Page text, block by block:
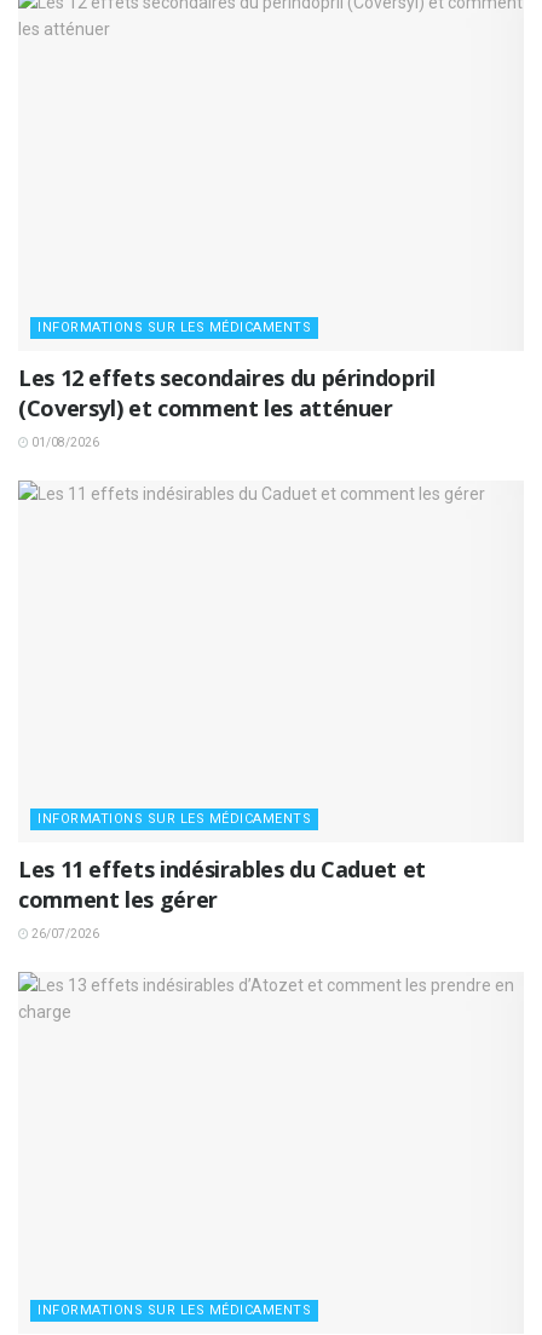
INFORMATIONS SUR LES MÉDICAMENTS
Les 12 effets secondaires du périndopril
(Coversyl) et comment les atténuer
01/08/2026
INFORMATIONS SUR LES MÉDICAMENTS
Les 11 effets indésirables du Caduet et
comment les gérer
26/07/2026
INFORMATIONS SUR LES MÉDICAMENTS